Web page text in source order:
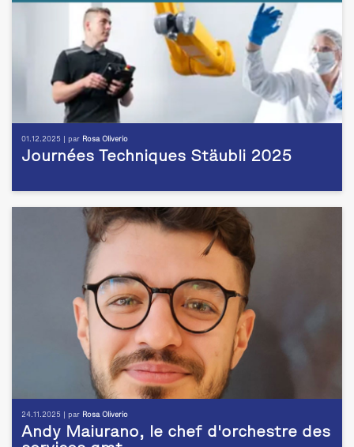
01.12.2025 | par Rosa Oliverio
Journées Techniques Stäubli 2025
24.11.2025 | par Rosa Oliverio
Andy Maiurano, le chef d'orchestre des